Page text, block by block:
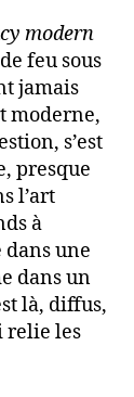
modern
feu sous
jamais
moderne,
s’est
presque
l’art
à
une
dans un
là, diffus,
relie les